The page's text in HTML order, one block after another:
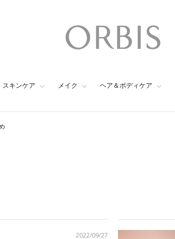
スキンケア メイク ヘア＆ボディケア
2022/09/27